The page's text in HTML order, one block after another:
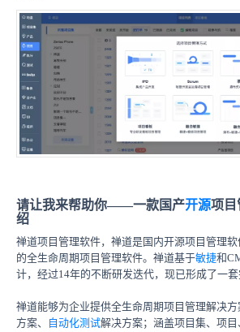
请让我来帮助你——一款国产开源项目
绍
禅道项目管理软件，禅道是国内开源项目管理
的全生命周期项目管理软件。禅道基于敏捷和
计，经过14年的不断研发迭代，现已形成了一套
禅道能够为企业提供全生命周期项目管理解决方
方案、
自动化测试解决方案；涵盖项目集、项